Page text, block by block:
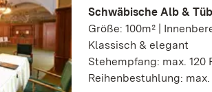
Schwäbische Alb &
Größe: 100m² |
Klassisch & elegant
Stehempfang: max. 120
Reihenbestuhlung: